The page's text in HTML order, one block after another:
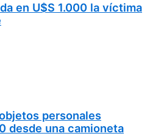
en U$S 1.000 la víctima
personales
desde una camioneta